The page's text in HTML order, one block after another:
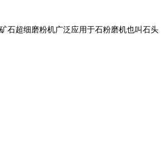
石超细磨粉机广泛应用于石粉磨机也叫石头